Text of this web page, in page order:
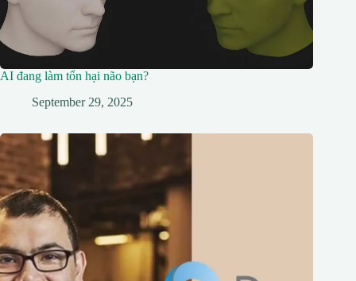
AI đang làm tổn hại não bạn?
September 29, 2025